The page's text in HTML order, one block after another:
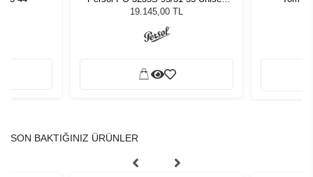
Güneş Gözlüğü
19.145,00 TL
SON BAKTIĞINIZ ÜRÜNLER